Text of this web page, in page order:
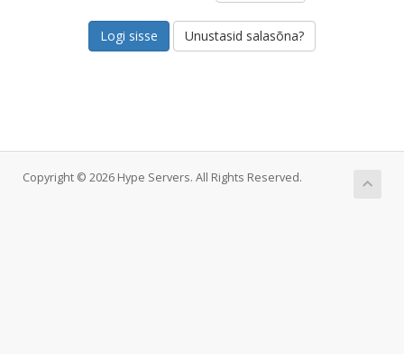
Unustasid salasõna?
Copyright © 2026 Hype Servers. All Rights Reserved.